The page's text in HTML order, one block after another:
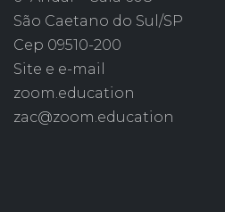
São Caetano do Sul/SP
Cep 09510-200
Site e e-mail
zoom.education
zac@zoom.education